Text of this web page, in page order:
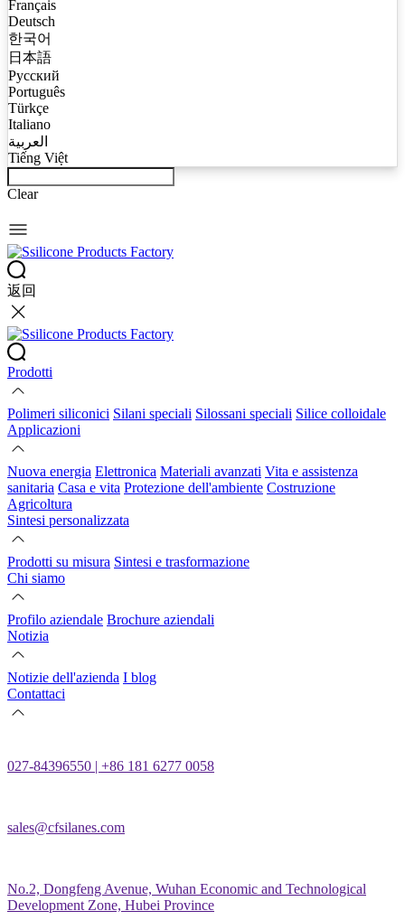
Français
Deutsch
한국어
日本語
Русский
Português
Türkçe
Italiano
العربية
Tiếng Việt
Clear
返回
Prodotti
Polimeri siliconici Silani speciali Silossani speciali Silice colloidale
Applicazioni
Nuova energia Elettronica Materiali avanzati Vita e assistenza
sanitaria Casa e vita Protezione dell'ambiente Costruzione
Agricoltura
Sintesi personalizzata
Prodotti su misura Sintesi e trasformazione
Chi siamo
Profilo aziendale Brochure aziendali
Notizia
Notizie dell'azienda I blog
Contattaci
027-84396550 | +86 181 6277 0058
sales@cfsilanes.com
No.2, Dongfeng Avenue, Wuhan Economic and Technological
Development Zone, Hubei Province